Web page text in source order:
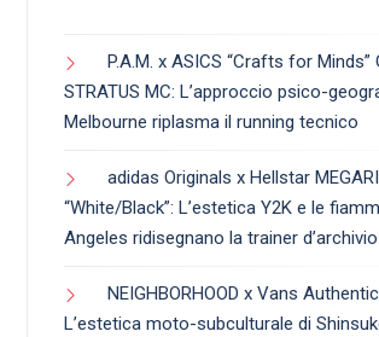
P.A.M. x ASICS “Crafts for Minds”
STRATUS MC: L’approccio psico-
Melbourne riplasma il running tecnico
adidas Originals x Hellstar
“White/Black”: L’estetica Y2K e le
Angeles ridisegnano la trainer d’archivio
NEIGHBORHOOD x Vans
L’estetica moto-subculturale di